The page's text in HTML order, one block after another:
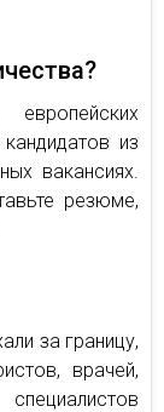
из
вакансиях.
резюме,
за границу,
врачей,